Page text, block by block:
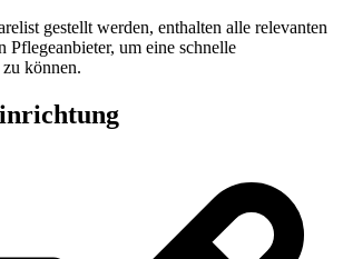
gestellt werden, enthalten alle relevanten
Pflegeanbieter, um eine schnelle
können.